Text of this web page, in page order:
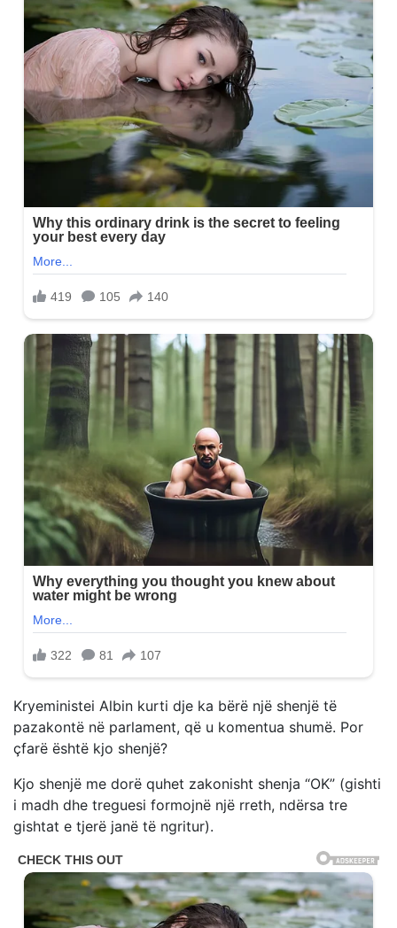
Kryeministei Albin kurti dje ka bërë një shenjë të
pazakontë në parlament, që u komentua shumë. Por
çfarë është kjo shenjë?
Kjo shenjë me dorë quhet zakonisht shenja “OK” (gishti
i madh dhe treguesi formojnë një rreth, ndërsa tre
gishtat e tjerë janë të ngritur).